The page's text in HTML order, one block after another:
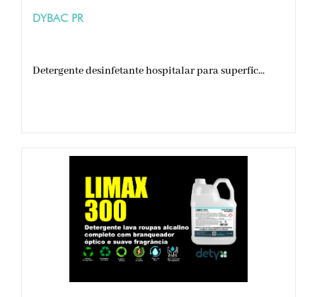
DYBAC PR
Detergente desinfetante hospitalar para superfíc...